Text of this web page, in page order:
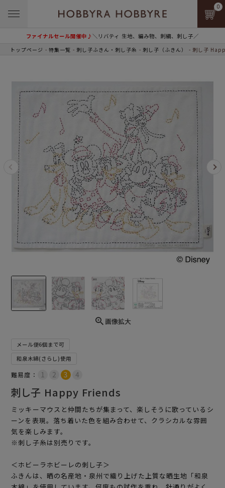
ファイナルセール開催中♪＼リバティ 生地、編み物、刺繍、刺し子／
0
トップページ 特集一覧 刺し子ふきん・刺し子糸 刺し子（ふきん） 刺し子
画像拡大
メール便6個まで可
和泉木綿(さらし)使用
難易度：
刺し子 Happy Friends
ミッキーマウスと仲間たちが集まって、楽しそうに歌っているシ
ーンを表現。落ち着いた色を組み合わせて、クラシカルな雰囲
気を楽しみます。
※刺し子糸は別売りです。
＜ホビーラホビーレの刺し子＞
ふきんは、晒の名産地・泉州で織り上げた上質な晒生地「和泉